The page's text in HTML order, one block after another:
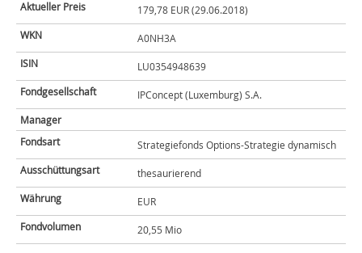
Aktueller Preis
179,78 EUR (29.06.2018)
WKN
A0NH3A
ISIN
LU0354948639
Fondgesellschaft
IPConcept (Luxemburg) S.A.
Manager
Fondsart
Strategiefonds Options-Strategie dynamisch
Ausschüttungsart
thesaurierend
Währung
EUR
Fondvolumen
20,55 Mio